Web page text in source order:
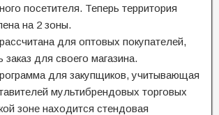
посетителя. Теперь территория
на 2 зоны.
для оптовых покупателей,
заказ для своего магазина.
для закупщиков, учитывающая
мультибрендовых торговых
зоне находится стендовая